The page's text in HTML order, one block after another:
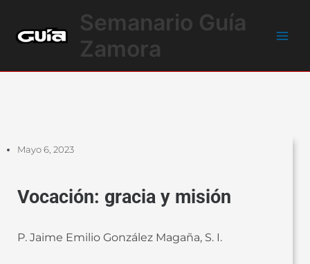
contenido
Semanario Guía
Zamora
Mayo 6, 2023
Vocación: gracia y misión
P. Jaime Emilio González Magaña, S. I.